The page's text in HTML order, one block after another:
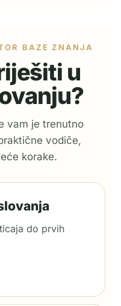
BAZE ZNANJA
u
vam je trenutno
vodiče,
korake.
do prvih